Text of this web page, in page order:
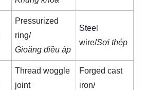
Pressurized
ring/
Gioăng điều áp
Steel
wire/Sợi thép
Thread woggle
joint
Forged cast
iron/